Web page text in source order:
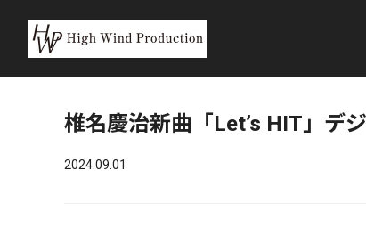
椎名慶治新曲「Let’s HIT」デ
2024.09.01